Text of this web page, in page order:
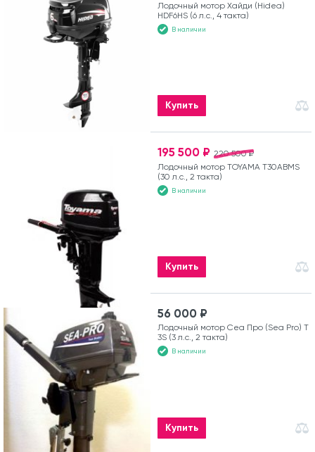
Лодочный мотор Хайди (Hidea)
HDF6HS (6 л.с., 4 такта)
В наличии
Купить
220 500 ₽
195 500 ₽
Лодочный мотор TOYAMA T30ABMS
(30 л.с., 2 такта)
В наличии
Купить
56 000 ₽
Лодочный мотор Сеа Про (Sea Pro) Т
3S (3 л.с., 2 такта)
В наличии
Купить